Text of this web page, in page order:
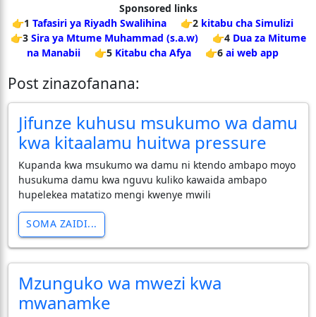
Sponsored links
👉1 Tafasiri ya Riyadh Swalihina 👉2 kitabu cha Simulizi
👉3 Sira ya Mtume Muhammad (s.a.w) 👉4 Dua za Mitume
na Manabii
👉5 Kitabu cha Afya 👉6 ai web app
Post zinazofanana:
Jifunze kuhusu msukumo wa damu
kwa kitaalamu huitwa pressure
Kupanda kwa msukumo wa damu ni ktendo ambapo moyo
husukuma damu kwa nguvu kuliko kawaida ambapo
hupelekea matatizo mengi kwenye mwili
SOMA ZAIDI...
Mzunguko wa mwezi kwa
mwanamke